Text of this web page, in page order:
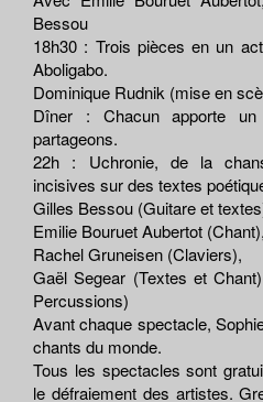
Bessou
18h30 : Trois pièces en un
Aboligabo.
Dominique Rudnik (mise en
Dîner : Chacun apporte
partageons.
22h : Uchronie, de la
incisives sur des textes
Gilles Bessou (Guitare et
Emilie Bouruet Aubertot (Chant),
Rachel Gruneisen (Claviers),
Gaël Segear (Textes et
Percussions)
Avant chaque spectacle,
chants du monde.
Tous les spectacles sont
le défraiement des artistes.